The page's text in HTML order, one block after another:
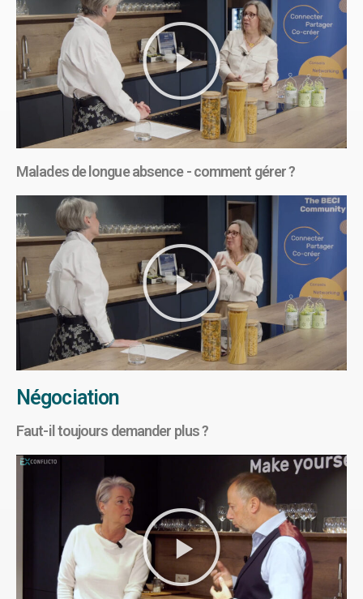
Malades de longue absence - comment gérer ?
Négociation
Faut-il toujours demander plus ?